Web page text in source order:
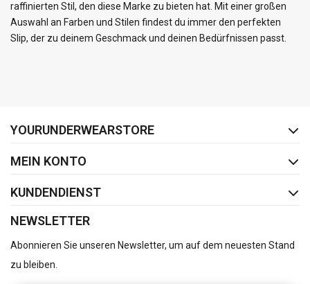
raffinierten Stil, den diese Marke zu bieten hat. Mit einer großen
Auswahl an Farben und Stilen findest du immer den perfekten
Slip, der zu deinem Geschmack und deinen Bedürfnissen passt.
YOURUNDERWEARSTORE
MEIN KONTO
KUNDENDIENST
NEWSLETTER
Abonnieren Sie unseren Newsletter, um auf dem neuesten Stand
zu bleiben.